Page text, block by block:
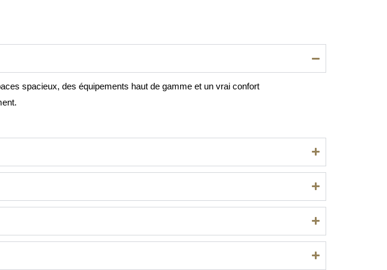
spacieux, des équipements haut de gamme et un vrai confort